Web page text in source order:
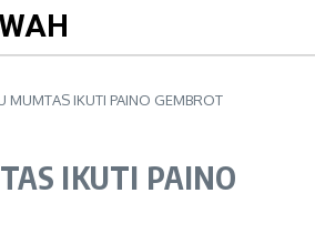
MUMTAS IKUTI PAINO GEMBROT
IKUTI PAINO